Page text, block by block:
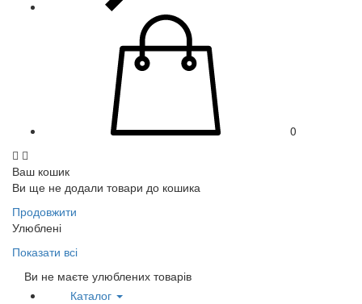
0
Ваш кошик
Ви ще не додали товари до кошика
Продовжити
Улюблені
Показати всі
Ви не маєте улюблених товарів
Каталог